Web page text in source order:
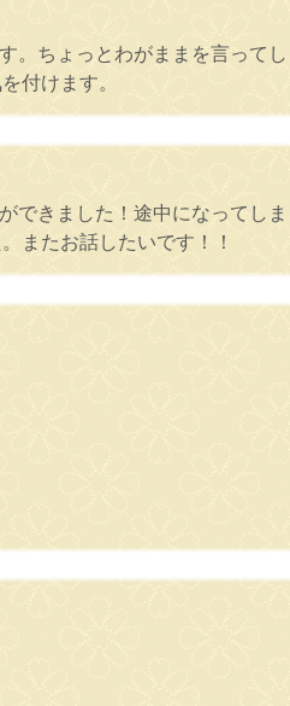
。ちょっとわがままを言って
付けます。
きました！途中になってしま
またお話したいです！！